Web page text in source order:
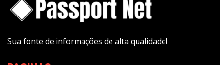
Sua fonte de informações de alta qualidade!